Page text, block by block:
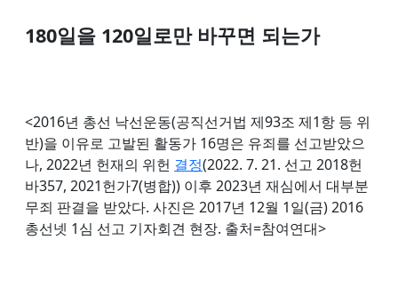
180일을 120일로만 바꾸면 되는가
<2016년 총선 낙선운동(공직선거법 제93조 제1항 등 위
반)을 이유로 고발된 활동가 16명은 유죄를 선고받았으
나, 2022년 헌재의 위헌 결정(2022. 7. 21. 선고 2018헌
바357, 2021헌가7(병합)) 이후 2023년 재심에서 대부분
무죄 판결을 받았다. 사진은 2017년 12월 1일(금) 2016
총선넷 1심 선고 기자회견 현장. 출처=참여연대>